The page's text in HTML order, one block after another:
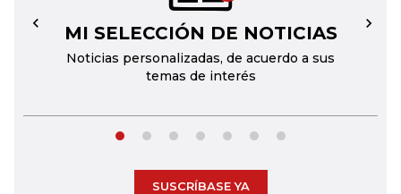
MI SELECCIÓN DE NOTICIAS
Noticias personalizadas, de acuerdo a sus
temas de interés
← →
SUSCRÍBASE YA